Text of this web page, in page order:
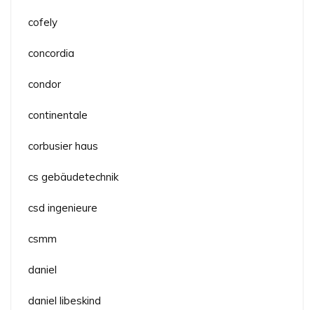
cofely
concordia
condor
continentale
corbusier haus
cs gebäudetechnik
csd ingenieure
csmm
daniel
daniel libeskind